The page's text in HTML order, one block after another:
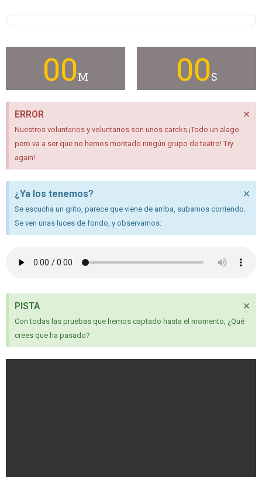
00M 00S
ERROR
Nuestros voluntarios y voluntarios son unos carcks ¡Todo un alago
pero va a ser que no hemos montado ningún grupo de teatro! Try
again!
×
¿Ya los tenemos?
Se escucha un grito, parece que viene de arriba, subamos corriendo.
Se ven unas luces de fondo, y observamos:
×
PISTA
Con todas las pruebas que hemos captado hasta el momento, ¿Qué
crees que ha pasado?
×